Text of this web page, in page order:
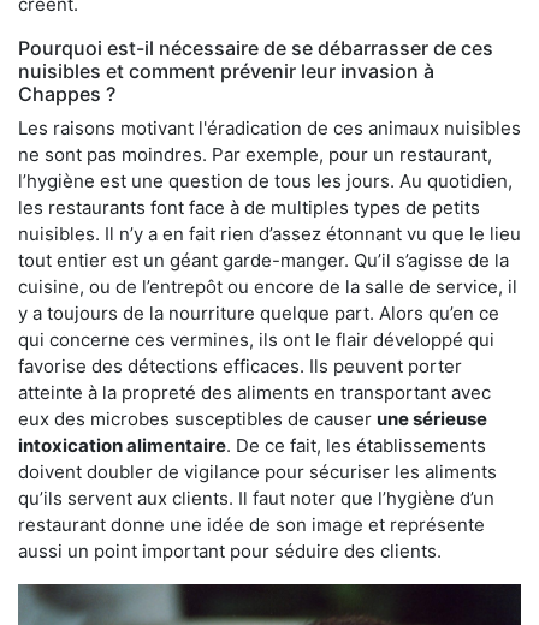
Pourquoi est-il nécessaire de se débarrasser de ces
nuisibles et comment prévenir leur invasion à
Chappes ?
Les raisons motivant l'éradication de ces animaux nuisibles
ne sont pas moindres. Par exemple, pour un restaurant,
l’hygiène est une question de tous les jours. Au quotidien,
les restaurants font face à de multiples types de petits
nuisibles. Il n’y a en fait rien d’assez étonnant vu que le lieu
tout entier est un géant garde-manger. Qu’il s’agisse de la
cuisine, ou de l’entrepôt ou encore de la salle de service, il
y a toujours de la nourriture quelque part. Alors qu’en ce
qui concerne ces vermines, ils ont le flair développé qui
favorise des détections efficaces. Ils peuvent porter
atteinte à la propreté des aliments en transportant avec
eux des microbes susceptibles de causer une sérieuse
intoxication alimentaire. De ce fait, les établissements
doivent doubler de vigilance pour sécuriser les aliments
qu’ils servent aux clients. Il faut noter que l’hygiène d’un
restaurant donne une idée de son image et représente
aussi un point important pour séduire des clients.